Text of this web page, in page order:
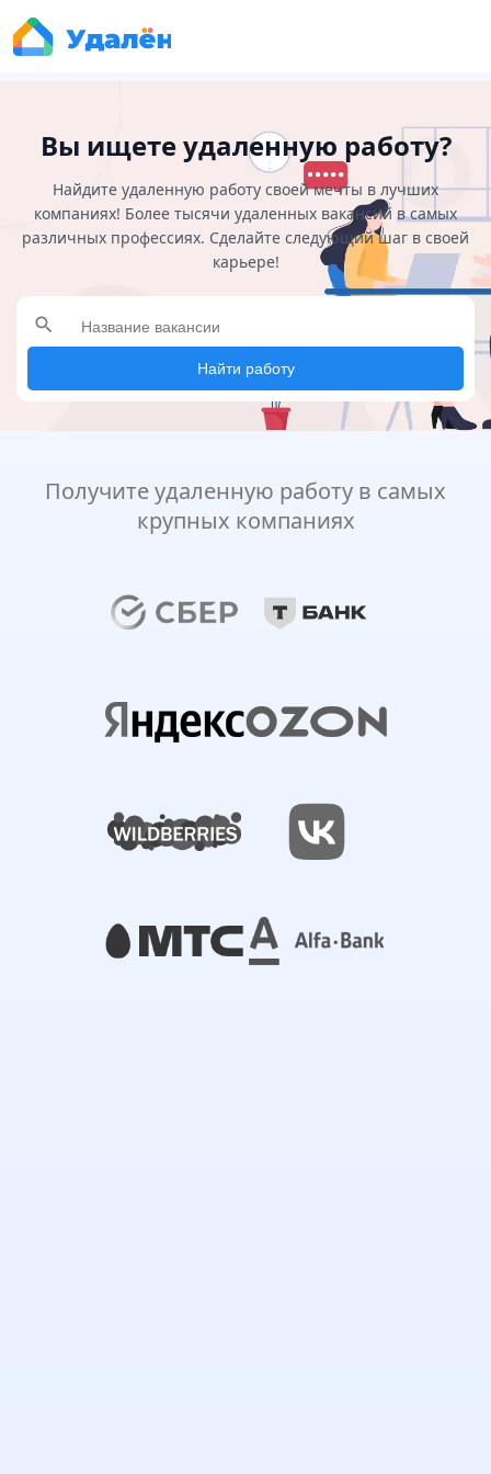
Вы ищете удаленную работу?
Найдите удаленную работу своей мечты в лучших
компаниях! Более тысячи удаленных вакансий в самых
различных профессиях. Сделайте следующий шаг в своей
карьере!
search
Найти работу
Получите удаленную работу в самых
крупных компаниях